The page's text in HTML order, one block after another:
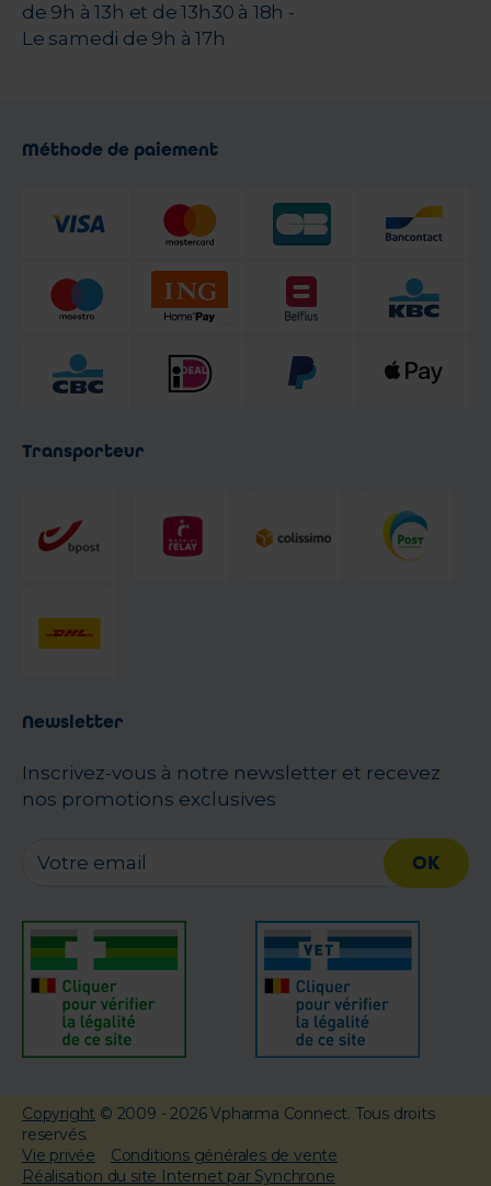
de 9h à 13h et de 13h30 à 18h -
Le samedi de 9h à 17h
Méthode de paiement
Transporteur
Newsletter
Inscrivez-vous à notre newsletter et recevez
nos promotions exclusives
OK
Copyright © 2009 - 2026 Vpharma Connect. Tous droits
reservés.
Vie privée
Conditions générales de vente
Réalisation du site Internet par Synchrone